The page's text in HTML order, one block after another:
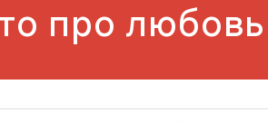
про любовь